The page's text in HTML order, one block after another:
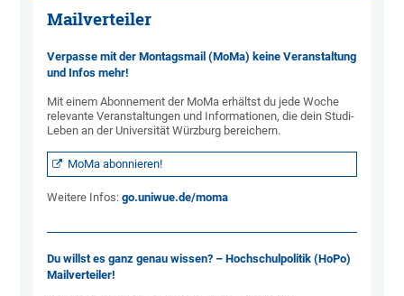
Mailverteiler
Verpasse mit der Montagsmail (MoMa) keine Veranstaltung
und Infos mehr!
Mit einem Abonnement der MoMa erhältst du jede Woche
relevante Veranstaltungen und Informationen, die dein Studi-
Leben an der Universität Würzburg bereichern.
MoMa abonnieren!
Weitere Infos:go.uniwue.de/moma
Du willst es ganz genau wissen? – Hochschulpolitik (HoPo)
Mailverteiler!